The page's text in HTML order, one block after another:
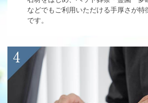
などでもご利用いただける手厚さが特
です。